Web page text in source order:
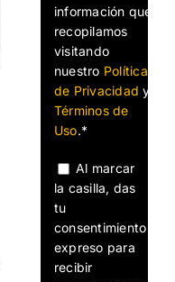
información que
recopilamos
visitando
nuestro Política
de Privacidad y
Términos de
Uso.*
Al marcar
la casilla, das
tu
consentimiento
expreso para
recibir